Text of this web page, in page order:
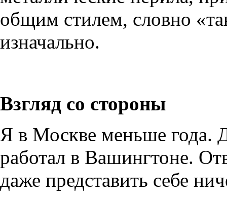
общим стилем, словно
изначально.
Взгляд со стороны
Я в Москве меньше года.
работал в Вашингтоне.
даже представить себе